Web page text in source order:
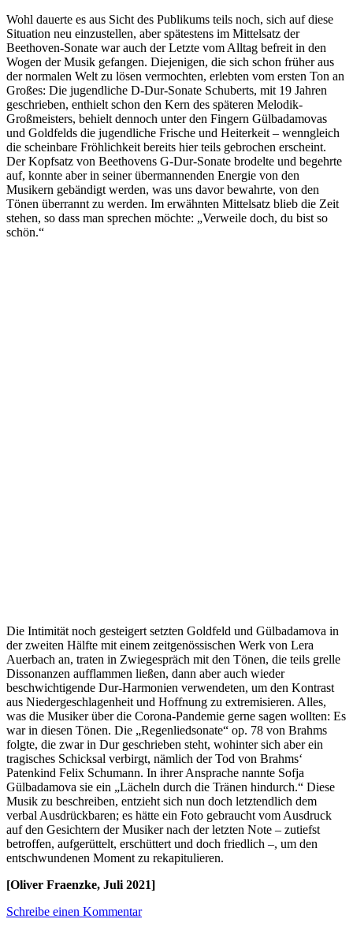
Wohl dauerte es aus Sicht des Publikums teils noch, sich auf diese
Situation neu einzustellen, aber spätestens im Mittelsatz der
Beethoven-Sonate war auch der Letzte vom Alltag befreit in den
Wogen der Musik gefangen. Diejenigen, die sich schon früher aus
der normalen Welt zu lösen vermochten, erlebten vom ersten Ton an
Großes: Die jugendliche D-Dur-Sonate Schuberts, mit 19 Jahren
geschrieben, enthielt schon den Kern des späteren Melodik-
Großmeisters, behielt dennoch unter den Fingern Gülbadamovas
und Goldfelds die jugendliche Frische und Heiterkeit – wenngleich
die scheinbare Fröhlichkeit bereits hier teils gebrochen erscheint.
Der Kopfsatz von Beethovens G-Dur-Sonate brodelte und begehrte
auf, konnte aber in seiner übermannenden Energie von den
Musikern gebändigt werden, was uns davor bewahrte, von den
Tönen überrannt zu werden. Im erwähnten Mittelsatz blieb die Zeit
stehen, so dass man sprechen möchte: „Verweile doch, du bist so
schön.“
Die Intimität noch gesteigert setzten Goldfeld und Gülbadamova in
der zweiten Hälfte mit einem zeitgenössischen Werk von Lera
Auerbach an, traten in Zwiegespräch mit den Tönen, die teils grelle
Dissonanzen aufflammen ließen, dann aber auch wieder
beschwichtigende Dur-Harmonien verwendeten, um den Kontrast
aus Niedergeschlagenheit und Hoffnung zu extremisieren. Alles,
was die Musiker über die Corona-Pandemie gerne sagen wollten: Es
war in diesen Tönen. Die „Regenliedsonate“ op. 78 von Brahms
folgte, die zwar in Dur geschrieben steht, wohinter sich aber ein
tragisches Schicksal verbirgt, nämlich der Tod von Brahms‘
Patenkind Felix Schumann. In ihrer Ansprache nannte Sofja
Gülbadamova sie ein „Lächeln durch die Tränen hindurch.“ Diese
Musik zu beschreiben, entzieht sich nun doch letztendlich dem
verbal Ausdrückbaren; es hätte ein Foto gebraucht vom Ausdruck
auf den Gesichtern der Musiker nach der letzten Note – zutiefst
betroffen, aufgerüttelt, erschüttert und doch friedlich –, um den
entschwundenen Moment zu rekapitulieren.
[Oliver Fraenzke, Juli 2021]
Schreibe einen Kommentar